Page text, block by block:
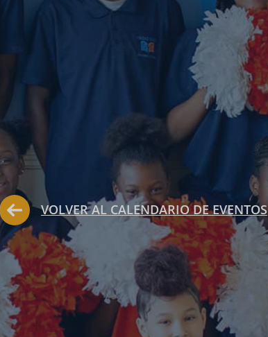
VOLVER AL CALENDARIO DE EVENTOS